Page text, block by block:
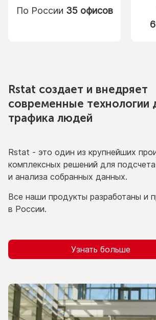
По России 35 офисов
Rstat создает и внедряет
современные технологии
трафика людей
Rstat - это один из крупнейших
комплексных решений для
и анализа собранных данных.
Все наши продукты разработаны и
в России.
Узнать больше